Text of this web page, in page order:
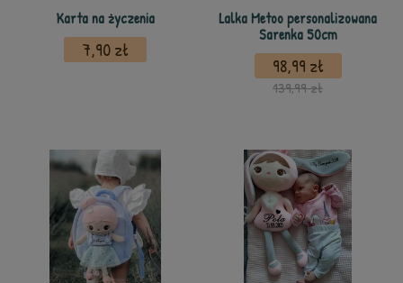
Karta na życzenia
7,90 zł
Lalka Metoo personalizowana
Sarenka 50cm
98,99 zł
139,99 zł